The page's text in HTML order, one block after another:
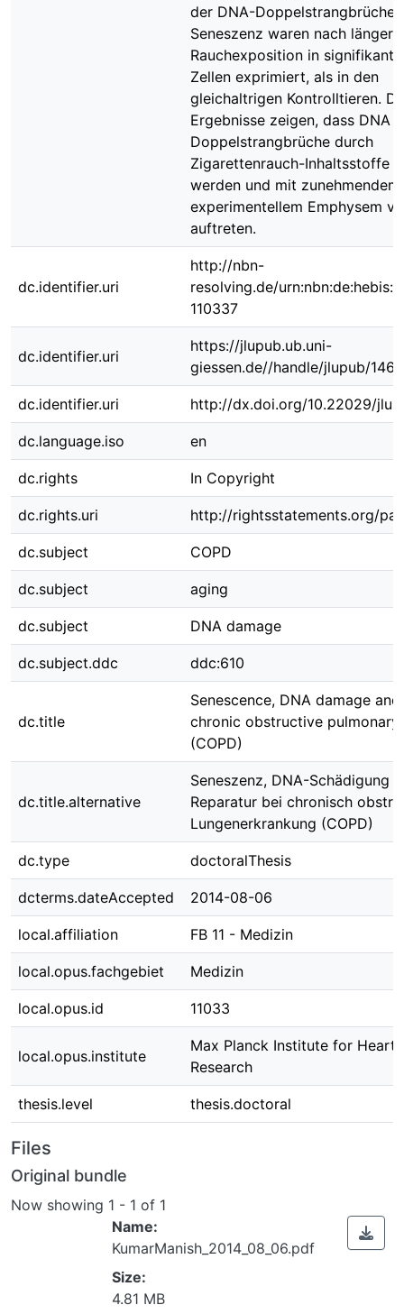
der DNA-Doppelstrangbrüche
Seneszenz waren nach
Rauchexposition in signifikant
Zellen exprimiert, als in den
gleichaltrigen Kontrolltieren.
Ergebnisse zeigen, dass DNA
Doppelstrangbrüche durch
Zigarettenrauch-Inhaltsstoffe
werden und mit zunehmendem
experimentellem Emphysem
auftreten.
dc.identifier.uri
http://nbn-
resolving.de/
110337
dc.identifier.uri
https://jlupub.ub.uni-
giessen.de//handle/jlupub/
dc.identifier.uri http://dx.doi.org/10.22029/
dc.language.iso en
dc.rights In Copyright
dc.rights.uri http://rightsstatements.org/
dc.subject COPD
dc.subject aging
dc.subject DNA damage
dc.subject.ddc ddc:610
dc.title
Senescence, DNA damage
chronic obstructive pulmonary
(COPD)
dc.title.alternative
Seneszenz, DNA-Schädigung
Reparatur bei chronisch
Lungenerkrankung (COPD)
dc.type doctoralThesis
dcterms.dateAccepted 2014-08-06
local.affiliation FB 11 - Medizin
local.opus.fachgebiet Medizin
local.opus.id 11033
local.opus.institute
Max Planck Institute for Heart
Research
thesis.level thesis.doctoral
Files
Original bundle
Now showing 1 - 1 of 1
Name:
KumarManish_2014_08_06.pdf
Size:
4.81 MB